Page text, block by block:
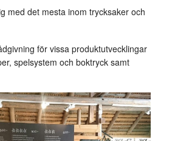
med det mesta inom trycksaker och
för vissa produktutvecklingar
spelsystem och boktryck samt